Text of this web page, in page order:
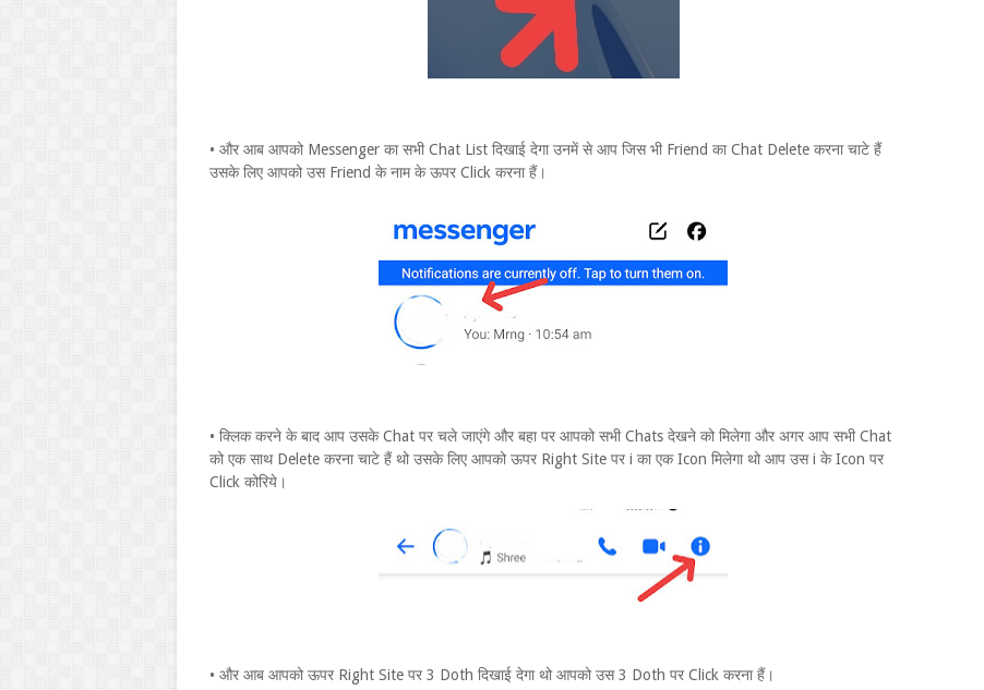
• और आब आपको Messenger का सभी Chat List दिखाई देगा उनमें से आप जिस भी Friend का Chat Delete करना चाटे हैं
उसके लिए आपको उस Friend के नाम के ऊपर Click करना हैं।
• क्लिक करने के बाद आप उसके Chat पर चले जाएंगे और बहा पर आपको सभी Chats देखने को मिलेगा और अगर आप सभी Chat
को एक साथ Delete करना चाटे हैं थो उसके लिए आपको ऊपर Right Site पर i का एक Icon मिलेगा थो आप उस i के Icon पर
Click कोरिये।
• और आब आपको ऊपर Right Site पर 3 Doth दिखाई देगा थो आपको उस 3 Doth पर Click करना हैं।